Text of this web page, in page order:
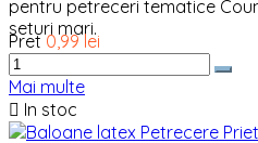
pentru petreceri tematice
seturi mari.
Pret 0,99 lei
Mai multe
 In stoc